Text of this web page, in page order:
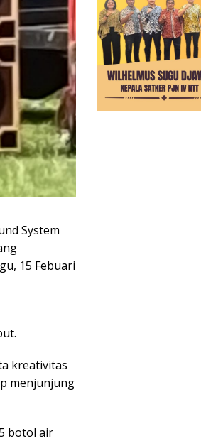
System
15 Febuari
kreativitas
menjunjung
botol air